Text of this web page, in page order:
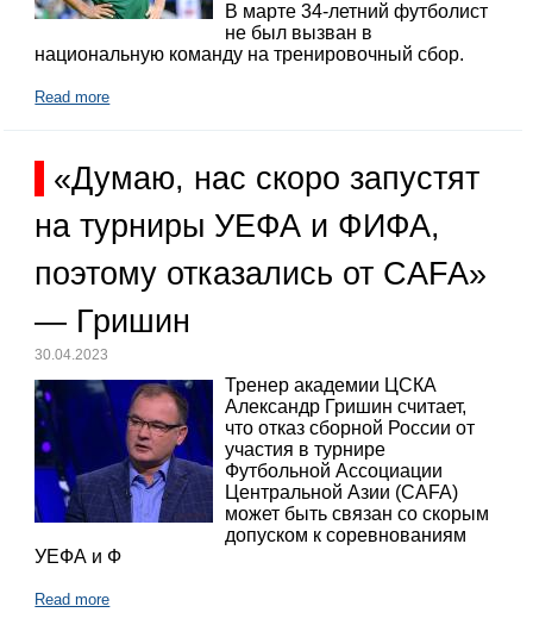
В марте 34-летний футболист
не был вызван в
национальную команду на тренировочный сбор.
Read more
«Думаю, нас скоро запустят
на турниры УЕФА и ФИФА,
поэтому отказались от CAFA»
— Гришин
30.04.2023
Тренер академии ЦСКА
Александр Гришин считает,
что отказ сборной России от
участия в турнире
Футбольной Ассоциации
Центральной Азии (CAFA)
может быть связан со скорым
допуском к соревнованиям
УЕФА и Ф
Read more